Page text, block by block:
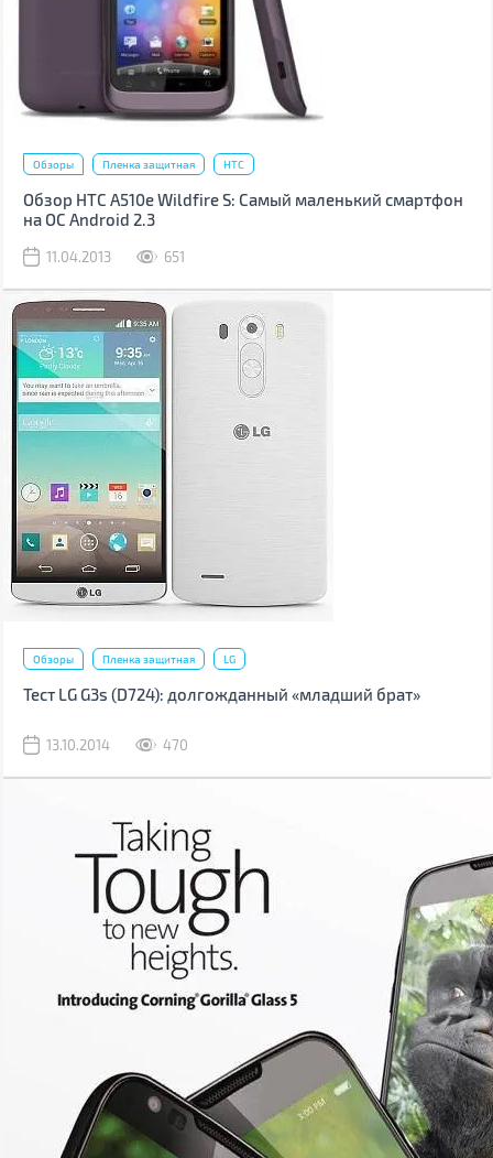
Обзоры Пленка защитная HTC
Обзор HTC A510e Wildfire S: Самый маленький смартфон
на ОС Android 2.3
11.04.2013 651
Обзоры Пленка защитная LG
Тест LG G3s (D724): долгожданный «младший брат»
13.10.2014 470